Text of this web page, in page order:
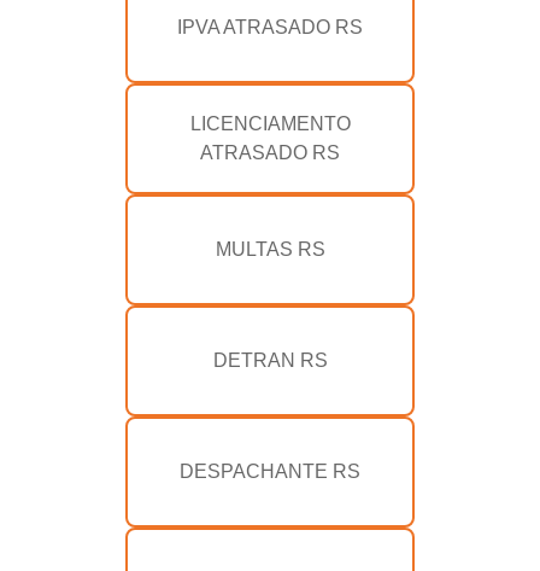
IPVA ATRASADO RS
LICENCIAMENTO
ATRASADO RS
MULTAS RS
DETRAN RS
DESPACHANTE RS